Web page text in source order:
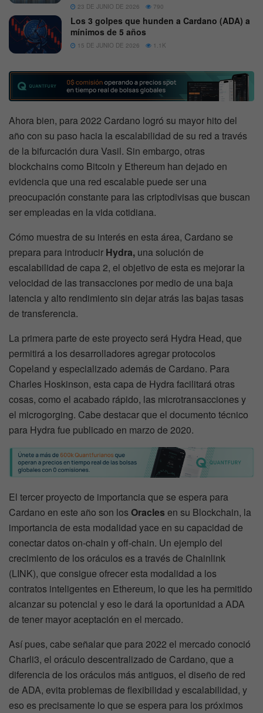
23 DE JUNIO DE 2026 790
Los 3 golpes que hunden a Cardano (ADA) a
mínimos de 5 años
15 DE JUNIO DE 2026 1.1K
Ahora bien, para 2022 Cardano logró su mayor hito del
año con su paso hacia la escalabilidad de su red a través
de la bifurcación dura Vasil. Sin embargo, otras
blockchains como Bitcoin y Ethereum han dejado en
evidencia que una red escalable puede ser una
preocupación constante para las criptodivisas que buscan
ser empleadas en la vida cotidiana.
Cómo muestra de su interés en esta área, Cardano se
prepara para introducir Hydra, una solución de
escalabilidad de capa 2, el objetivo de esta es mejorar la
velocidad de las transacciones por medio de una baja
latencia y alto rendimiento sin dejar atrás las bajas tasas
de transferencia.
La primera parte de este proyecto será Hydra Head, que
permitirá a los desarrolladores agregar protocolos
Copeland y especializado además de Cardano. Para
Charles Hoskinson, esta capa de Hydra facilitará otras
cosas, como el acabado rápido, las microtransacciones y
el microgorging. Cabe destacar que el documento técnico
para Hydra fue publicado en marzo de 2020.
El tercer proyecto de importancia que se espera para
Cardano en este año son losOracles en su Blockchain, la
importancia de esta modalidad yace en su capacidad de
conectar datos on-chain y off-chain. Un ejemplo del
crecimiento de los oráculos es a través de Chainlink
(LINK), que consigue ofrecer esta modalidad a los
contratos inteligentes en Ethereum, lo que les ha permitido
alcanzar su potencial y eso le dará la oportunidad a ADA
de tener mayor aceptación en el mercado.
Así pues, cabe señalar que para 2022 el mercado conoció
Charli3, el oráculo descentralizado de Cardano, que a
diferencia de los oráculos más antiguos, el diseño de red
de ADA, evita problemas de flexibilidad y escalabilidad, y
eso es precisamente lo que se espera para los próximos